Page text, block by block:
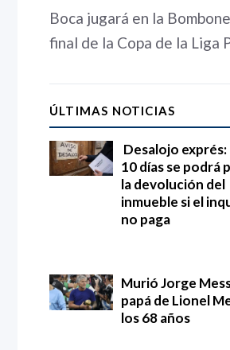
Boca jugará en la
final de la Copa de la Liga
ÚLTIMAS NOTICIAS
Desalojo exprés:
10 días se podrá
la devolución del
inmueble si el
no paga
Murió Jorge
papá de Lionel
los 68 años